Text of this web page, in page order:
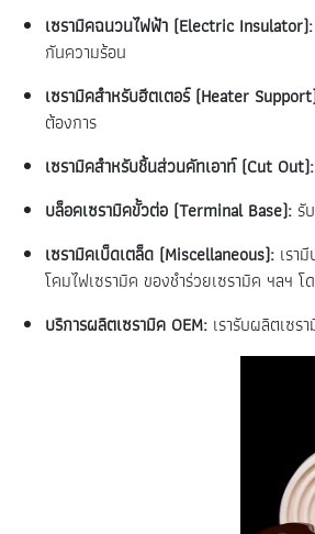
เซรามิคฉนวนไฟฟ้า (Electric Insulator):
กันความร้อน
เซรามิคสำหรับฮีตเตอร์ (Heater
ต้องการ
เซรามิคสำหรับชิ้นส่วนคัทเอาท์ (Cut Out):
บล็อคเซรามิคขั้วต่อ (Terminal Base): รั
เซรามิคเบ็ดเตล็ด (Miscellaneous): เรา
โคมไฟเซรามิค ของชำร่วยเซรามิค ฯลฯ
บริการผลิตเซรามิค OEM: เรารับผลิตเซ